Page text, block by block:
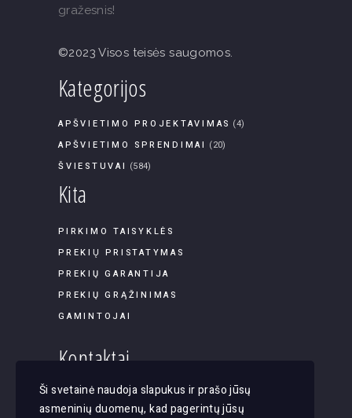
gražesnis!
©2023 Visos teisės saugomos.
Kategorijos
APŠVIETIMO PROJEKTAVIMAS (4)
APŠVIETIMO SPRENDIMAI (20)
ŠVIESTUVAI (584)
Kita
PIRKIMO TAISYKLĖS
PREKIŲ PRISTATYMAS
PREKIŲ GARANTIJA
PREKIŲ GRĄŽINIMAS
GAMINTOJAI
Kontaktai
Panerių g. 45B-9, LT-03202, Vilnius
Ši svetainė naudoja slapukus ir prašo jūsų
asmeninių duomenų, kad pagerintų jūsų